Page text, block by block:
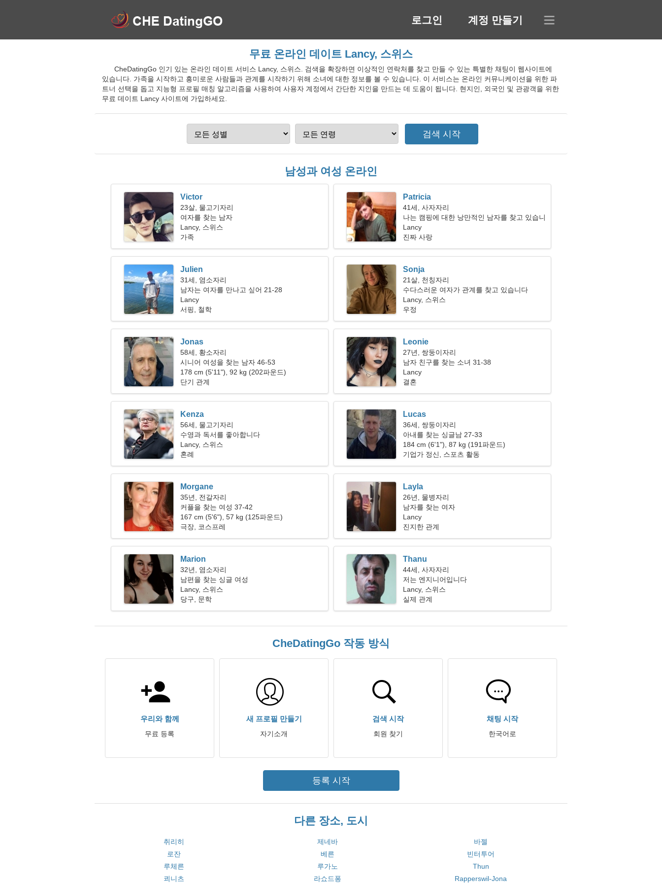
로그인 계정 만들기
무료 온라인 데이트 Lancy, 스위스
CheDatingGo 인기 있는 온라인 데이트 서비스 Lancy, 스위스. 검색을 확장하면 이상적인 연락처를 찾고 만들 수 있는 특별한 채팅이 웹사이트에
있습니다. 가족을 시작하고 흥미로운 사람들과 관계를 시작하기 위해 소녀에 대한 정보를 볼 수 있습니다. 이 서비스는 온라인 커뮤니케이션을 위한 파
트너 선택을 돕고 지능형 프로필 매칭 알고리즘을 사용하여 사용자 계정에서 간단한 지인을 만드는 데 도움이 됩니다. 현지인, 외국인 및 관광객을 위한
무료 데이트 Lancy 사이트에 가입하세요.
남성과 여성 온라인
Victor
23살, 물고기자리
여자를 찾는 남자
Lancy, 스위스
가족
Patricia
41세, 사자자리
나는 캠핑에 대한 낭만적인 남자를 찾고 있습니
다
Lancy
진짜 사랑
Julien
31세, 염소자리
남자는 여자를 만나고 싶어 21-28
Lancy
서핑, 철학
Sonja
21살, 천칭자리
수다스러운 여자가 관계를 찾고 있습니다
Lancy, 스위스
우정
Jonas
58세, 황소자리
시니어 여성을 찾는 남자 46-53
178 cm (5'11"), 92 kg (202파운드)
단기 관계
Leonie
27년, 쌍둥이자리
남자 친구를 찾는 소녀 31-38
Lancy
결혼
Kenza
56세, 물고기자리
수영과 독서를 좋아합니다
Lancy, 스위스
혼례
Lucas
36세, 쌍둥이자리
아내를 찾는 싱글남 27-33
184 cm (6'1"), 87 kg (191파운드)
기업가 정신, 스포츠 활동
Morgane
35년, 전갈자리
커플을 찾는 여성 37-42
167 cm (5'6"), 57 kg (125파운드)
극장, 코스프레
Layla
26년, 물병자리
남자를 찾는 여자
Lancy
진지한 관계
Marion
32년, 염소자리
남편을 찾는 싱글 여성
Lancy, 스위스
당구, 문학
Thanu
44세, 사자자리
저는 엔지니어입니다
Lancy, 스위스
실제 관계
CheDatingGo 작동 방식
우리와 함께
무료 등록
새 프로필 만들기
자기소개
검색 시작
회원 찾기
채팅 시작
한국어로
등록 시작
다른 장소, 도시
취리히 제네바
바젤
로잔
베른
빈터투어
루체른
루가노
Thun
쾨니츠
라쇼드퐁 Rapperswil-Jona